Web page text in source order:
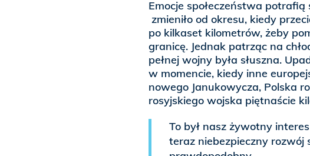
Emocje społeczeństwa
zmieniło od okresu, kiedy
po kilkaset kilometrów, żeby
granicę. Jednak patrząc na
pełnej wojny była słuszna.
w momencie, kiedy inne
nowego Janukowycza, Polska
rosyjskiego wojska piętnaście
To był nasz żywotny
teraz niebezpieczny rozwój